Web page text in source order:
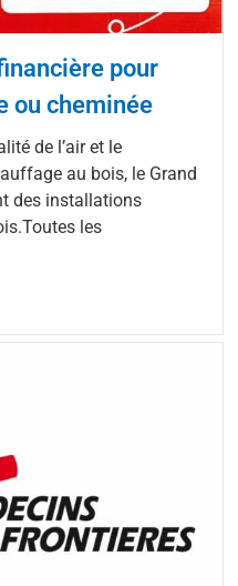
pour
ou cheminée
de l’air et le
au bois, le Grand
des installations
les